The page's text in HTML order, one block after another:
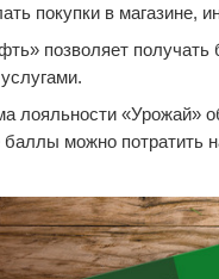
покупки в магазине,
позволяет
лояльности «Урожай»
можно потратить